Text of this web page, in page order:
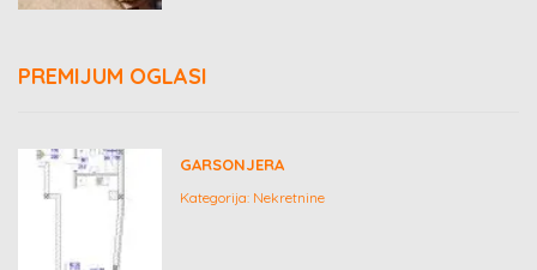
PREMIJUM OGLASI
GARSONJERA
Kategorija: Nekretnine